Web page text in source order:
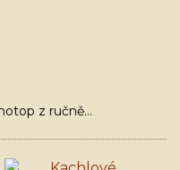
z ručně…